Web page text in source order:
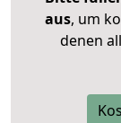
aus, um
denen